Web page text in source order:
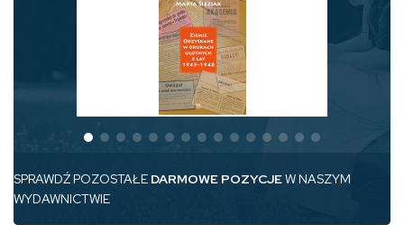
SPRAWDŹ POZOSTAŁE DARMOWE POZYCJEW NASZYM
WYDAWNICTWIE